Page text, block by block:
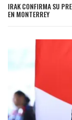
IRAK CONFIRMA SU
EN MONTERREY